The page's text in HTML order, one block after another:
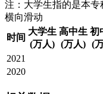
注：大学生指的是本专
横向滑动
时间
大学生
(万人)
高中生
(万人)
初
(
2021
2020